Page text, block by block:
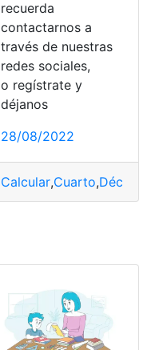
recuerda
contactarnos a
través de nuestras
redes sociales,
o regístrate y
déjanos
28/08/2022
Calcular,Cuarto,Décimo